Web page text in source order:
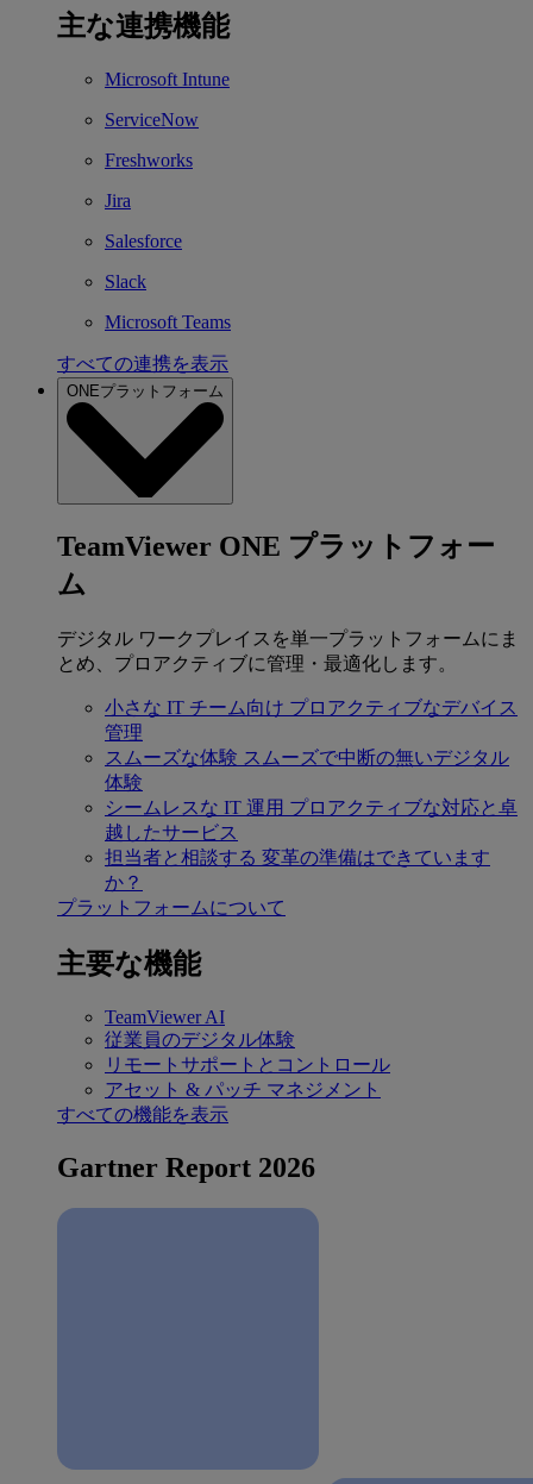
主な連携機能
Microsoft Intune
ServiceNow
Freshworks
Jira
Salesforce
Slack
Microsoft Teams
すべての連携を表示
ONEプラットフォーム
TeamViewer ONE プラットフォー
ム
デジタル ワークプレイスを単一プラットフォームにま
とめ、プロアクティブに管理・最適化します。
小さな IT チーム向け プロアクティブなデバイス
管理
スムーズな体験 スムーズで中断の無いデジタル
体験
シームレスな IT 運用 プロアクティブな対応と卓
越したサービス
担当者と相談する 変革の準備はできています
か？
プラットフォームについて
主要な機能
TeamViewer AI
従業員のデジタル体験
リモートサポートとコントロール
アセット & パッチ マネジメント
すべての機能を表示
Gartner Report 2026